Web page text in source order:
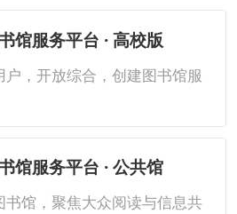
馆服务平台 · 高校版
户，开放综合，创建图书馆服
馆服务平台 · 公共馆
书馆，聚焦大众阅读与信息共